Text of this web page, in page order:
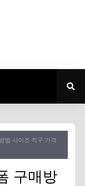
법 사이즈 직구 가격
구매방